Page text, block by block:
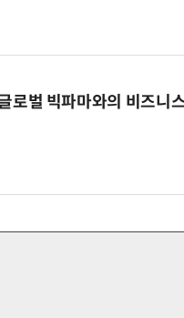
벌 빅파마와의 비즈니